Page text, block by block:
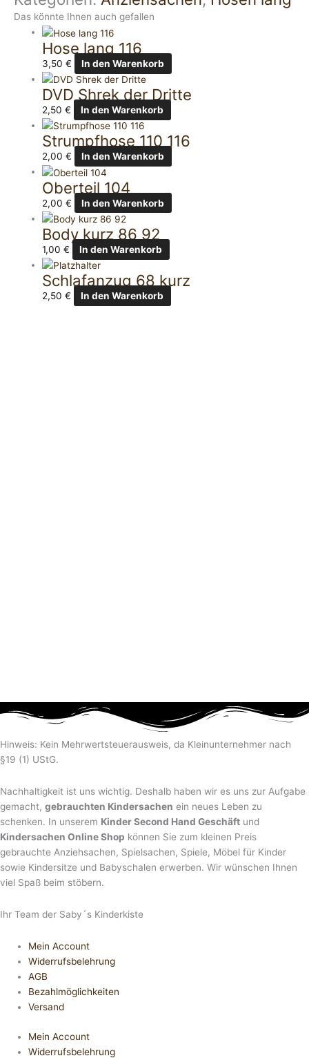
Das könnte Ihnen auch gefallen
Hose lang 116
3,50€ In den Warenkorb
DVD Shrek der Dritte
2,50€ In den Warenkorb
Strumpfhose 110 116
2,00€ In den Warenkorb
Oberteil 104
2,00€ In den Warenkorb
Body kurz 86 92
1,00€ In den Warenkorb
Schlafanzug 68 kurz
2,50€ In den Warenkorb
Hinweis: Kein Mehrwertsteuerausweis, da Kleinunternehmer nach
§19 (1) UStG.
Nachhaltigkeit ist uns wichtig. Deshalb haben wir es uns zur Aufgabe
gemacht, gebrauchten Kindersachen ein neues Leben zu
schenken. In unserem Kinder Second Hand Geschäft und
Kindersachen Online Shop können Sie zum kleinen Preis
gebrauchte Anziehsachen, Spiel­sachen, Spiele, Möbel für Kinder
sowie Kindersitze und Babyschalen erwerben. Wir wünschen Ihnen
viel Spaß beim stöbern.
Ihr Team der Saby´s Kinderkiste
Mein Account
Widerrufsbelehrung
AGB
Bezahlmöglichkeiten
Versand
Mein Account
Widerrufsbelehrung